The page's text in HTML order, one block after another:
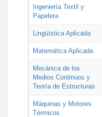
Ingeniería Textil y
Papelera
Lingüística Aplicada
Matemática Aplicada
Mecánica de los
Medios Continuos y
Teoría de Estructuras
Máquinas y Motores
Térmicos